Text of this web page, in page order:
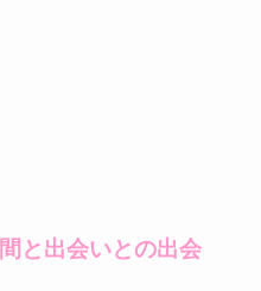
と出会いとの出会